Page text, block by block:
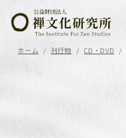
ホーム / 刊行物 / CD・DVD /